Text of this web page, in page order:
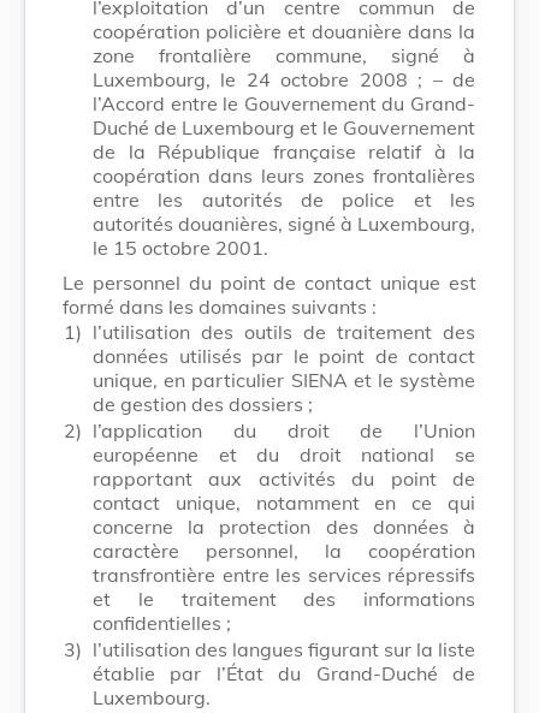
l’exploitation d’un centre commun de
coopération policière et douanière dans la
zone frontalière commune, signé à
Luxembourg, le 24 octobre 2008 ; – de
l’Accord entre le Gouvernement du Grand-
Duché de Luxembourg et le Gouvernement
de la République française relatif à la
coopération dans leurs zones frontalières
entre les autorités de police et les
autorités douanières, signé à Luxembourg,
le 15 octobre 2001.
Le personnel du point de contact unique est
formé dans les domaines suivants :
1) l’utilisation des outils de traitement des
données utilisés par le point de contact
unique, en particulier SIENA et le système
de gestion des dossiers ;
2) l’application du droit de l’Union
européenne et du droit national se
rapportant aux activités du point de
contact unique, notamment en ce qui
concerne la protection des données à
caractère personnel, la coopération
transfrontière entre les services répressifs
et le traitement des informations
confidentielles ;
3) l’utilisation des langues figurant sur la liste
établie par l’État du Grand-Duché de
Luxembourg.